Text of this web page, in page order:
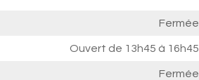
Fermée
Ouvert de 13h45 à 16h45
Fermée